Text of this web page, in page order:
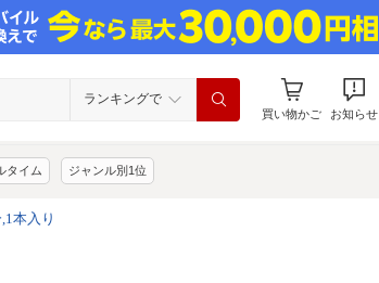
ランキングで
買い物かご お知らせ
タイム ジャンル別1位
本入り